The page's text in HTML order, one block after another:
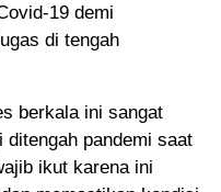
19 demi
di tengah
berkala ini sangat
ditengah pandemi saat
ikut karena ini